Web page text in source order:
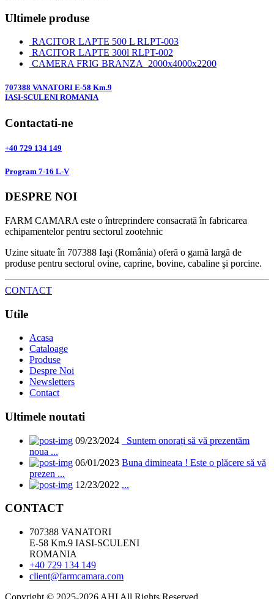
Ultimele produse
RACITOR LAPTE 500 L RLPT-003
RACITOR LAPTE 300l RLPT-002
CAMERA FRIG BRANZA 2000x4000x2200
707388 VANATORI E-58 Km.9
IASI-SCULENI ROMANIA
Contactati-ne
+40 729 134 149
Program 7-16 L-V
DESPRE NOI
FARM CAMARA este o întreprindere consacrată în fabricarea
echipamentelor pentru sectorul zootehnic
Uzine situate în 707388 Iaşi (România) oferă o gamă largă de
produse pentru sectorul ovine, caprine, bovine, cabaline şi porcine.
CONTACT
Utile
Acasa
Cataloage
Produse
Despre Noi
Newsletters
Contact
Ultimele noutati
09/23/2024
Suntem onorați să vă prezentăm
noua ...
06/01/2023 Buna dimineata ! Este o plăcere să vă
prezen ...
12/23/2022 ...
CONTACT
707388 VANATORI
E-58 Km.9 IASI-SCULENI
ROMANIA
+40 729 134 149
client@farmcamara.com